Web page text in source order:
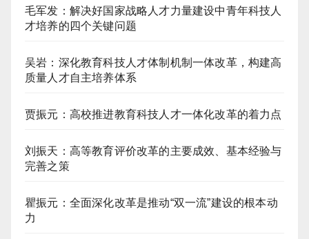
毛军发：解决好国家战略人才力量建设中青年科技人
才培养的四个关键问题
吴岩：深化教育科技人才体制机制一体改革，构建高
质量人才自主培养体系
贾振元：高校推进教育科技人才一体化改革的着力点
刘振天：高等教育评价改革的主要成效、基本经验与
完善之策
瞿振元：全面深化改革是推动“双一流”建设的根本动
力